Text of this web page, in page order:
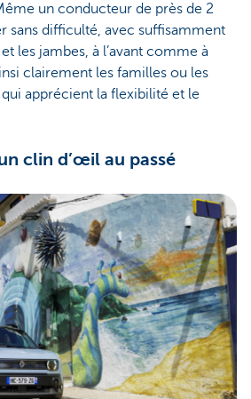
un conducteur de près de 2
sans difficulté, avec suffisamment
les jambes, à l’avant comme à
clairement les familles ou les
apprécient la flexibilité et le
clin d’œil au passé